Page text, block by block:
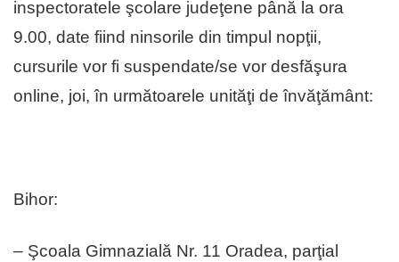
inspectoratele şcolare judeţene până la ora
9.00, date fiind ninsorile din timpul nopţii,
cursurile vor fi suspendate/se vor desfăşura
online, joi, în următoarele unităţi de învăţământ:
Bihor:
– Şcoala Gimnazială Nr. 11 Oradea, parţial